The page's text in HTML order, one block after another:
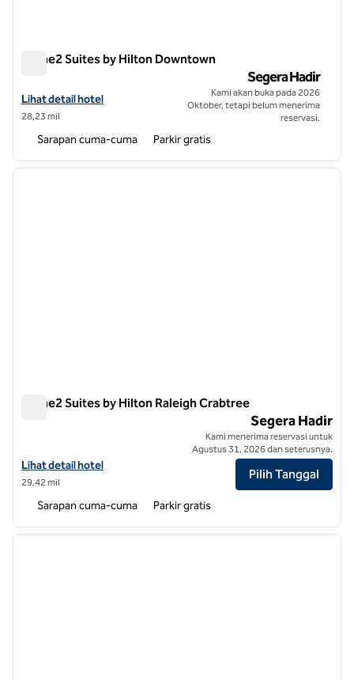
Home2 Suites by Hilton Downtown
Lihat detail hotel untuk Home2 Suites by Hilton Wilson Downtown
Lihat detail hotel
28,23 mil
Segera Hadir
Kami akan buka pada 2026
Oktober, tetapi belum menerima
reservasi.
Sarapan cuma-cuma Parkir gratis
1 dari 10
Home2 Suites by Hilton Raleigh Crabtree
Lihat detail hotel untuk Home2 Suites by Hilton Raleigh Crabtree
Lihat detail hotel
29,42 mil
Segera Hadir
Kami menerima reservasi untuk
Agustus 31, 2026 dan seterusnya.
Pilih Tanggal
Sarapan cuma-cuma Parkir gratis
1 dari 12